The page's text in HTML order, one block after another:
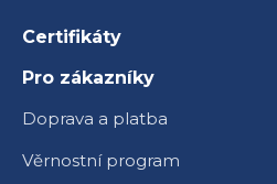
Certifikáty
Pro zákazníky
Doprava a platba
Věrnostní program